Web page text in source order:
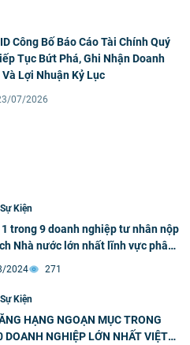
Công Bố Báo Cáo Tài Chính Quý
Tục Bứt Phá, Ghi Nhận Doanh
Lợi Nhuận Kỷ Lục
07/2026
Kiện
1 trong 9 doanh nghiệp tư nhân nộp
Nhà nước lớn nhất lĩnh vực phân
lẻ
2024 271
Kiện
HẠNG NGOẠN MỤC TRONG
DOANH NGHIỆP LỚN NHẤT VIỆT